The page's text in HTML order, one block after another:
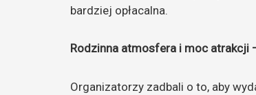
bardziej opłacalna.
Rodzinna atmosfera i moc atrakcji
Organizatorzy zadbali o to, aby